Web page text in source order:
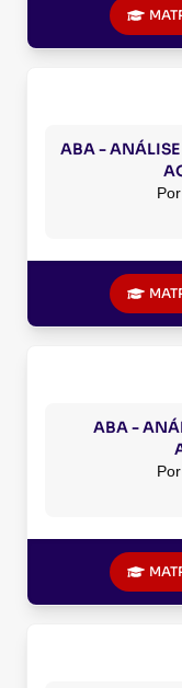
ABA -
ABA -